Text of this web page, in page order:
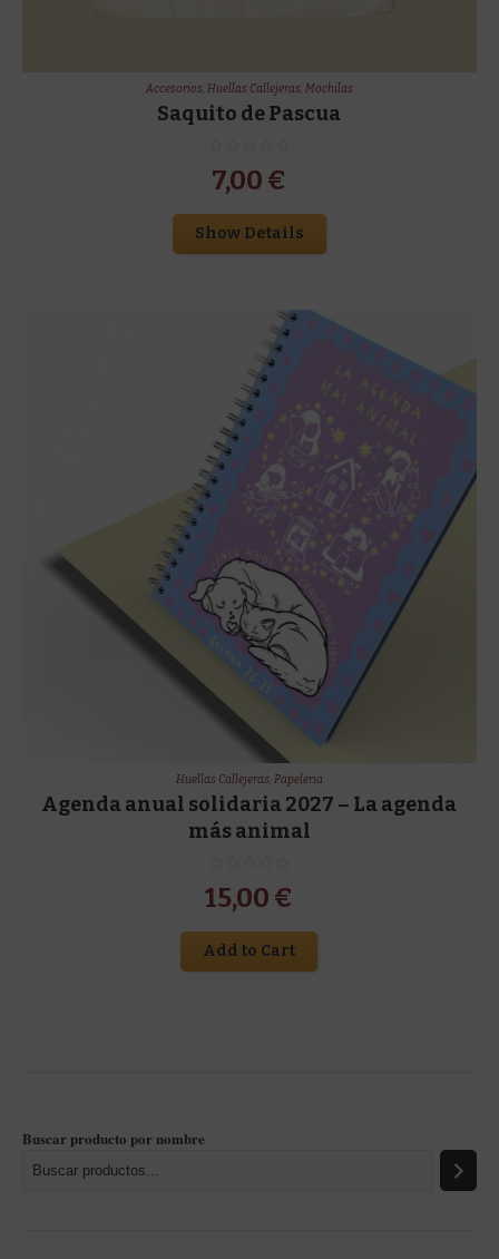
Accesorios, Huellas Callejeras, Mochilas
Saquito de Pascua
7,00 €
Show Details
Huellas Callejeras, Papeleria
Agenda anual solidaria 2027 – La agenda
más animal
15,00 €
Add to Cart
Buscar producto por nombre